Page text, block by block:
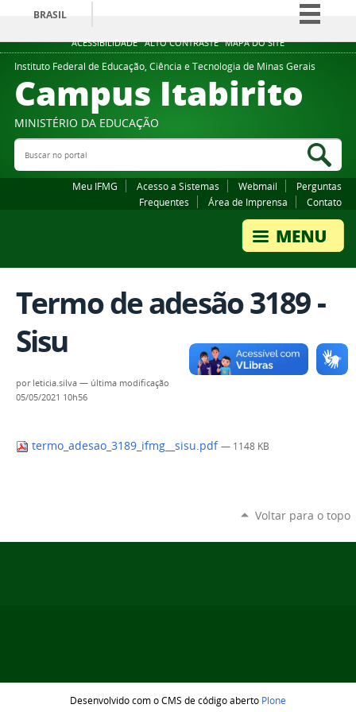
ACESSIBILIDADE ALTO CONTRASTE MAPA DO SITE
BRASIL
Simplifique!
Comunica BR
Participe
Legislação
Instituto Federal de Educação, Ciência e Tecnologia de Minas Gerais
Campus Itabirito
MINISTÉRIO DA EDUCAÇÃO
Buscar no portal
Meu IFMG Acesso a Sistemas Webmail
Perguntas
Frequentes
Área de Imprensa Contato
Termo de adesão 3189 -
Sisu
por leticia.silva — última modificação
05/05/2021 10h56
termo_adesao_3189_ifmg__sisu.pdf — 1148 KB
Voltar para o topo
Desenvolvido com o CMS de código aberto Plone